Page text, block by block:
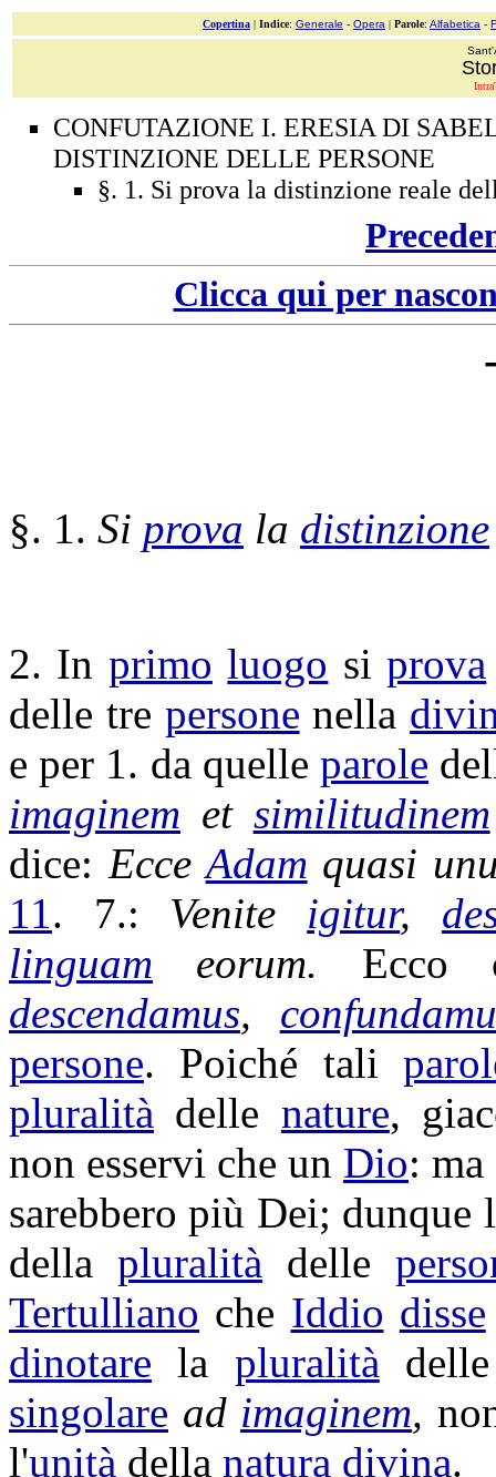
Copertina | Indice: Generale - Opera | Parole: Alfabetica -
CONFUTAZIONE I. ERESIA DI
DISTINZIONE DELLE PERSONE
§. 1. Si prova la distinzione reale
Clicca qui per
§. 1. Si prova la distinzione
2. In primo luogo siprova
delle tre persone nella
e per 1. da quelleparole
imaginem et similitudinem
dice: EcceAdam quasi
11. 7.: Venite igitur,
linguam eorum. Ecco
descendamus,
persone. Poiché tali
pluralità delle nature,
non esservi che un Dio:
sarebbero più Dei; dunque
dellapluralità delle
Tertulliano che Iddio disse
dinotare la pluralità
singolare ad imaginem,
l'unità della natura divina.